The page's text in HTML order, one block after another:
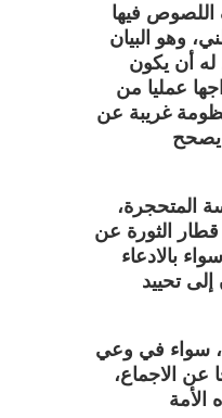
اللصوص فيها
وهو البيان
أن يكون
عمليا من
غريبة عن
يصحح
المتحجرة،
الثورة عن
بالادعاء
إلى تحييد
سواء في وعي
عن الاجماع،